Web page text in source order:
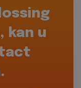
kan u